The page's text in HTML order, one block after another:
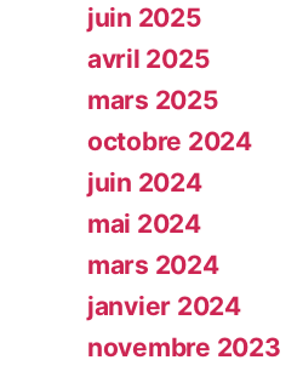
juin 2025
avril 2025
mars 2025
octobre 2024
juin 2024
mai 2024
mars 2024
janvier 2024
novembre 2023